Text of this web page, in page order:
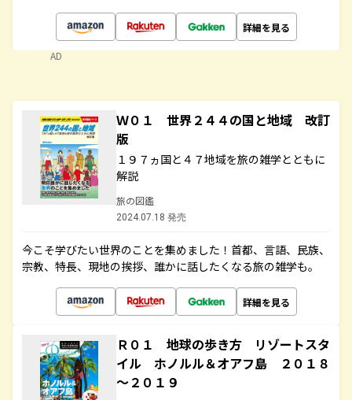
詳細を見る
AD
Ｗ０１ 世界２４４の国と地域 改訂
版
１９７ヵ国と４７地域を旅の雑学とともに
解説
旅の図鑑
2024.07.18 発売
今こそ学びたい世界のことを集めました！首都、言語、民族、
宗教、特長、現地の挨拶、誰かに話したくなる旅の雑学も。
詳細を見る
Ｒ０１ 地球の歩き方 リゾートスタ
イル ホノルル＆オアフ島 ２０１８
～２０１９